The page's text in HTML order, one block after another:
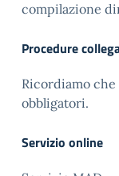
compilazione
Procedure
Ricordiamo che
obbligatori.
Servizio online